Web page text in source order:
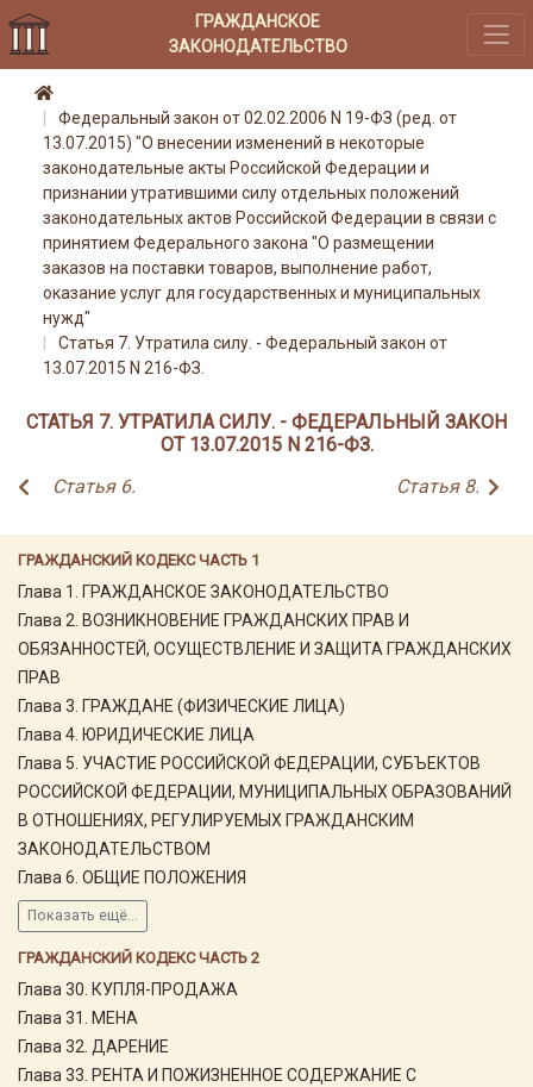
ГРАЖДАНСКОЕ
ЗАКОНОДАТЕЛЬСТВО
ГРАЖДАНСКИЙ КОДЕКС ЧАСТЬ 1
Глава 1. ГРАЖДАНСКОЕ ЗАКОНОДАТЕЛЬСТВО
Глава 2. ВОЗНИКНОВЕНИЕ ГРАЖДАНСКИХ ПРАВ И
ОБЯЗАННОСТЕЙ, ОСУЩЕСТВЛЕНИЕ И ЗАЩИТА ГРАЖДАНСКИХ
ПРАВ
Глава 3. ГРАЖДАНЕ (ФИЗИЧЕСКИЕ ЛИЦА)
Глава 4. ЮРИДИЧЕСКИЕ ЛИЦА
Глава 5. УЧАСТИЕ РОССИЙСКОЙ ФЕДЕРАЦИИ, СУБЪЕКТОВ
РОССИЙСКОЙ ФЕДЕРАЦИИ, МУНИЦИПАЛЬНЫХ ОБРАЗОВАНИЙ
В ОТНОШЕНИЯХ, РЕГУЛИРУЕМЫХ ГРАЖДАНСКИМ
ЗАКОНОДАТЕЛЬСТВОМ
Глава 6. ОБЩИЕ ПОЛОЖЕНИЯ
Показать ещё...
ГРАЖДАНСКИЙ КОДЕКС ЧАСТЬ 2
Глава 30. КУПЛЯ-ПРОДАЖА
Глава 31. МЕНА
Глава 32. ДАРЕНИЕ
Глава 33. РЕНТА И ПОЖИЗНЕННОЕ СОДЕРЖАНИЕ С
Федеральный закон от 02.02.2006 N 19-ФЗ (ред. от
13.07.2015) "О внесении изменений в некоторые
законодательные акты Российской Федерации и
признании утратившими силу отдельных положений
законодательных актов Российской Федерации в связи с
принятием Федерального закона "О размещении
заказов на поставки товаров, выполнение работ,
оказание услуг для государственных и муниципальных
нужд"
Статья 7. Утратила силу. - Федеральный закон от
13.07.2015 N 216-ФЗ.
СТАТЬЯ 7. УТРАТИЛА СИЛУ. - ФЕДЕРАЛЬНЫЙ ЗАКОН
ОТ 13.07.2015 N 216-ФЗ.
Статья 6.
Статья 8.